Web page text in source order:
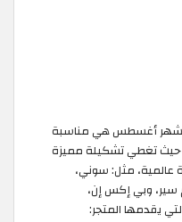
لشهر أغسطس هي مناسبة
حيث تغطي تشكيلة مميزة
عالمية، مثل: سوني،
سير، وبي إكس إن،
يقدمها المتجر: